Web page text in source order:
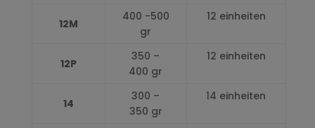
12M
400 -500
gr
12 einheiten
12P
350 –
400 gr
12 einheiten
14
300 –
350 gr
14 einheiten